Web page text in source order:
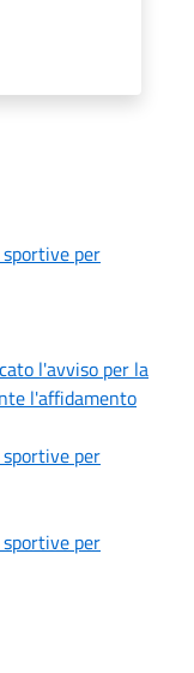
per
l'avviso per la
l'affidamento
per
per